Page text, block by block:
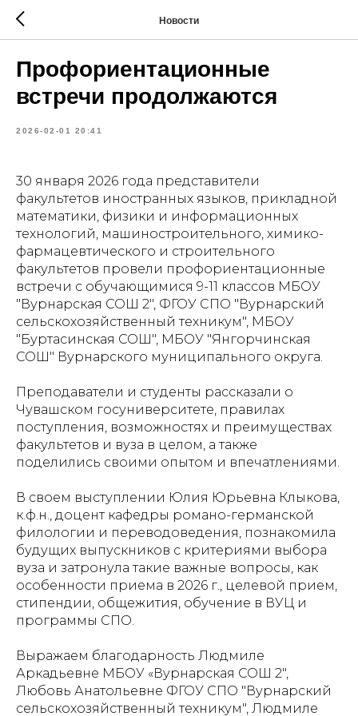
Новости
Профориентационные
встречи продолжаются
2026-02-01 20:41
30 января 2026 года представители
факультетов иностранных языков, прикладной
математики, физики и информационных
технологий, машиностроительного, химико-
фармацевтического и строительного
факультетов провели профориентационные
встречи с обучающимися 9-11 классов МБОУ
"Вурнарская СОШ 2", ФГОУ СПО "Вурнарский
сельскохозяйственный техникум", МБОУ
"Буртасинская СОШ", МБОУ "Янгорчинская
СОШ" Вурнарского муниципального округа.
Преподаватели и студенты рассказали о
Чувашском госуниверситете, правилах
поступления, возможностях и преимуществах
факультетов и вуза в целом, а также
поделились своими опытом и впечатлениями.
️В своем выступлении Юлия Юрьевна Клыкова,
к.ф.н., доцент кафедры романо-германской
филологии и переводоведения, познакомила
будущих выпускников с критериями выбора
вуза и затронула такие важные вопросы, как
особенности приема в 2026 г., целевой прием,
стипендии, общежития, обучение в ВУЦ и
программы СПО.
️Выражаем благодарность Людмиле
Аркадьевне МБОУ «Вурнарская СОШ 2",
Любовь Анатольевне ФГОУ СПО "Вурнарский
сельскохозяйственный техникум", Людмиле